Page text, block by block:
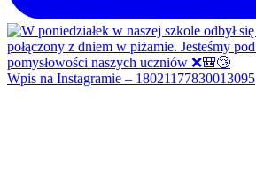
Wpis na Instagramie – 18021177830013095